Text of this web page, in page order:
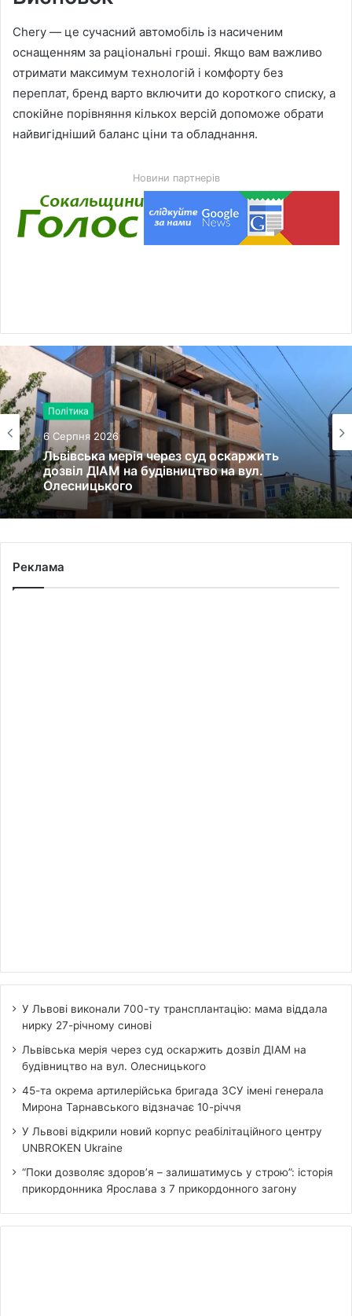
Chery — це сучасний автомобіль із насиченим
оснащенням за раціональні гроші. Якщо вам важливо
отримати максимум технологій і комфорту без
переплат, бренд варто включити до короткого списку, а
спокійне порівняння кількох версій допоможе обрати
найвигідніший баланс ціни та обладнання.
Новини партнерів
Політика
6 Серпня 2026
Львівська мерія через суд оскаржить
дозвіл ДІАМ на будівництво на вул.
Олесницького
Реклама
У Львові виконали 700-ту трансплантацію: мама віддала
нирку 27-річному синові
Львівська мерія через суд оскаржить дозвіл ДІАМ на
будівництво на вул. Олесницького
45-та окрема артилерійська бригада ЗСУ імені генерала
Мирона Тарнавського відзначає 10-річчя
У Львові відкрили новий корпус реабілітаційного центру
UNBROKEN Ukraine
“Поки дозволяє здоров’я – залишатимусь у строю”: історія
прикордонника Ярослава з 7 прикордонного загону